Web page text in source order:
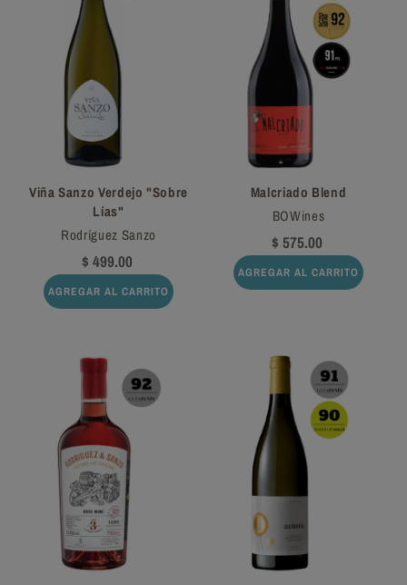
Viña Sanzo Verdejo "Sobre
Lías"
Rodríguez Sanzo
$ 499.00
AGREGAR AL CARRITO
Malcriado Blend
BOWines
$ 575.00
AGREGAR AL CARRITO